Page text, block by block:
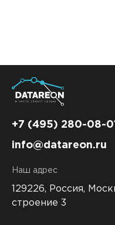
+7 (495) 280-08-01
info@datareon.ru
Наш адрес
129226, Россия,
строение 3